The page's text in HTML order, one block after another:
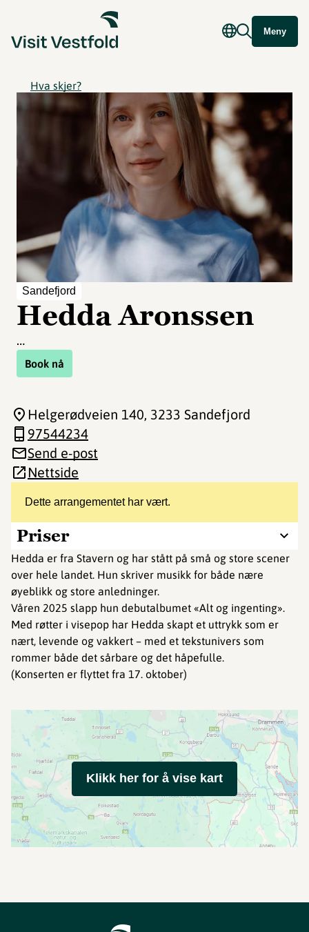
Meny
Hva skjer?
Sandefjord
Hedda Aronssen
…
Book nå
Dette arrangementet har vært.
Priser
Hedda er fra Stavern og har stått på små og store scener
over hele landet. Hun skriver musikk for både nære
øyeblikk og store anledninger.
Våren 2025 slapp hun debutalbumet «Alt og ingenting».
Med røtter i visepop har Hedda skapt et uttrykk som er
nært, levende og vakkert – med et tekstunivers som
rommer både det sårbare og det håpefulle.
(Konserten er flyttet fra 17. oktober)
Helgerødveien 140, 3233 Sandefjord
97544234
Send e-post
Nettside
Klikk her for å vise kart